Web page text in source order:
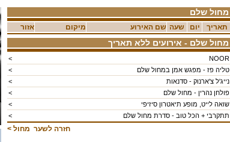
מחול שלם
אזור מיקום שם האירוע שעה יום תאריך
מחול שלם - אירועים ללא תאריך
<
NOOR
<
טליה פז - מפגש אמן במחול שלם
<
נייג'ל צ'ארנוק - סדנאות
<
פולחן נהרין - מחול שלם
<
שואה לייט, מופע תיאטרון סיזיפי
<
תתקרבי + הכל טוב - סדרת מחול שלם
חזרה לשער מחול >